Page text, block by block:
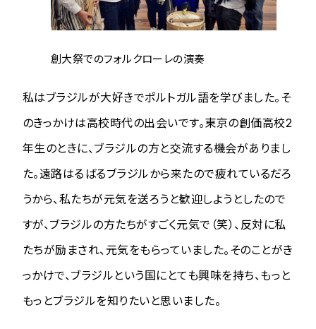
創大祭でのフォルクローレの演奏
私はブラジルが大好きでポルトガル語を学びました。そ
のきっかけは高校時代の出会いです。東京の創価高校2
年生のときに、ブラジルの方と交流する機会がありまし
た。遠路はるばるブラジルから来たので疲れているだろ
うから、私たちが元気を送ろうと歓迎しようとしたので
すが、ブラジルの方たちがすごく元気で（笑）、反対に私
たちが励まされ、元気をもらっていました。そのことがき
っかけで、ブラジルという国にとても興味を持ち、もっと
もっとブラジルを知りたいと思いました。